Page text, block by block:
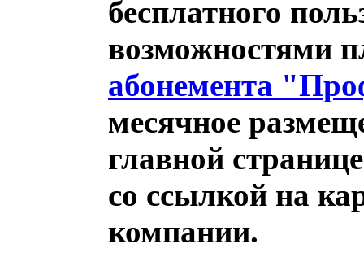
бесплатного
возможностями
абонемента
месячное
главной
со ссылкой на
компании.